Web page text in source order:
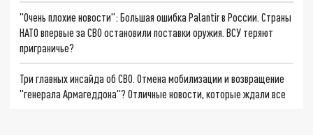
"Очень плохие новости": Большая ошибка Palantir в России. Страны
НАТО впервые за СВО остановили поставки оружия. ВСУ теряют
приграничье?
Три главных инсайда об СВО. Отмена мобилизации и возвращение
"генерала Армагеддона"? Отличные новости, которые ждали все